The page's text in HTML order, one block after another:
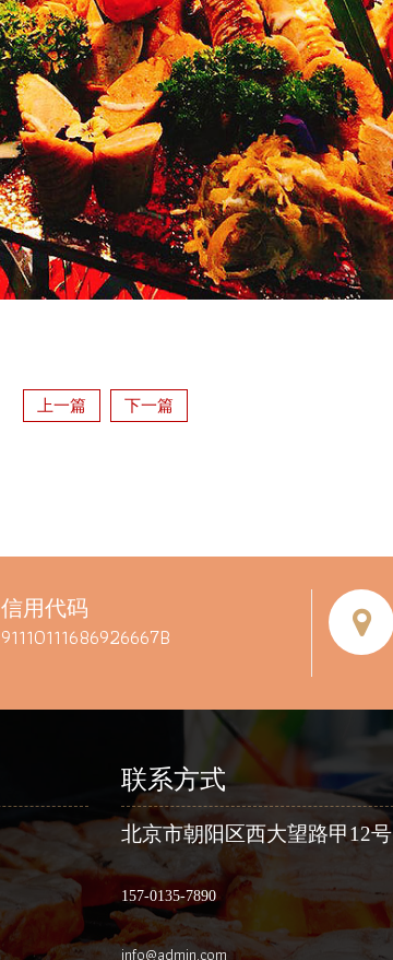
上一篇 下一篇
信用代码
91110111686926667B
联系方式
北京市朝阳区西大望路甲12号
157-0135-7890
info@admin.com